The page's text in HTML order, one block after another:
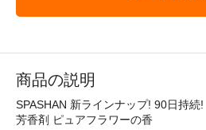
商品の説明
SPASHAN 新ラインナップ! 90日持続
芳香剤 ピュアフラワーの香